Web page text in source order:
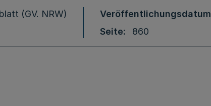
(GV. NRW)
Veröffentlichungsdatum
Seite
860